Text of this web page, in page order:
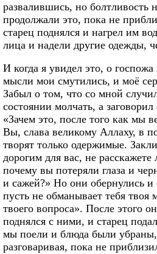
развалившись, но болтливость
продолжали это, пока не
старец поднялся и нагрел им
лица и надели другие одежды,
И когда я увидел это, о
мысли мои смутились, и моё
Забыл о том, что со мной
состоянии молчать, а
«Зачем это, после того как мы
Вы, слава великому Аллаху, в
творят только одержимые.
дорогим для вас, не
почему вы потеряли глаза и
и сажей?» Но они обернулись
пусть не обманывает тебя твоя
твоего вопроса». После этого
поднялся с ними, и старец
мы поели и блюда были
разговаривая, пока не